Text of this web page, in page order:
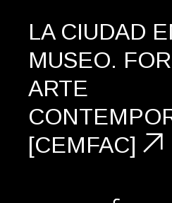
LA CIUDAD
MUSEO.
ARTE
[CEMFAC]